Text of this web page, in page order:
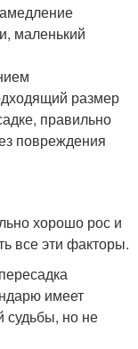
маленький
размер
правильно
повреждения
хорошо рос и
все эти факторы.
имеет
судьбы, но не